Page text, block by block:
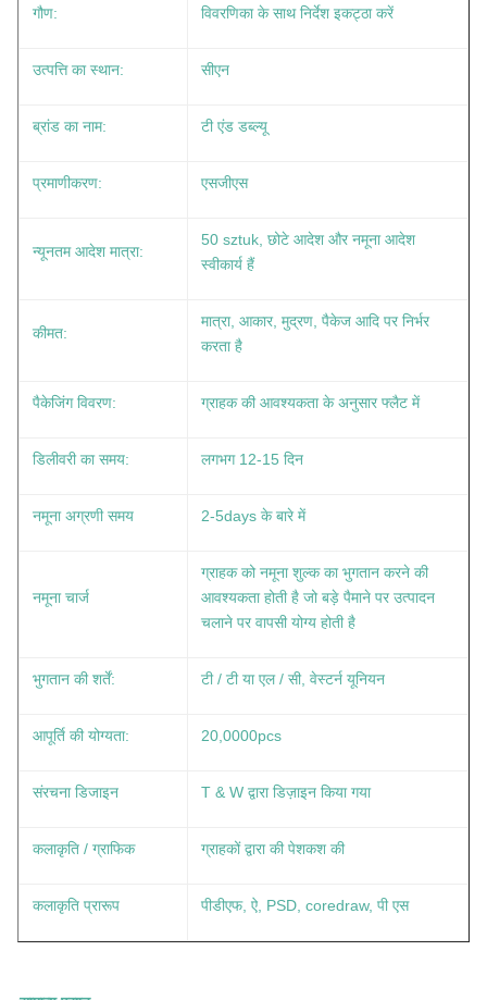
गौण: विवरणिका के साथ निर्देश इकट्ठा करें
उत्पत्ति का स्थान: सीएन
ब्रांड का नाम: टी एंड डब्ल्यू
प्रमाणीकरण: एसजीएस
न्यूनतम आदेश मात्रा:
50 sztuk, छोटे आदेश और नमूना आदेश
स्वीकार्य हैं
कीमत:
मात्रा, आकार, मुद्रण, पैकेज आदि पर निर्भर
करता है
पैकेजिंग विवरण: ग्राहक की आवश्यकता के अनुसार फ्लैट में
डिलीवरी का समय: लगभग 12-15 दिन
नमूना अग्रणी समय 2-5days के बारे में
नमूना चार्ज
ग्राहक को नमूना शुल्क का भुगतान करने की
आवश्यकता होती है जो बड़े पैमाने पर उत्पादन
चलाने पर वापसी योग्य होती है
भुगतान की शर्तें: टी / टी या एल / सी, वेस्टर्न यूनियन
आपूर्ति की योग्यता: 20,0000pcs
संरचना डिजाइन T & W द्वारा डिज़ाइन किया गया
कलाकृति / ग्राफिक ग्राहकों द्वारा की पेशकश की
कलाकृति प्रारूप पीडीएफ, ऐ, PSD, coredraw, पी एस